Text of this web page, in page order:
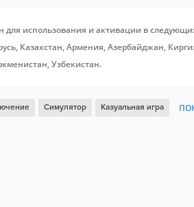
использования и активации в
Казахстан, Армения, Азербайджан,
Узбекистан.
Симулятор Казуальная игра